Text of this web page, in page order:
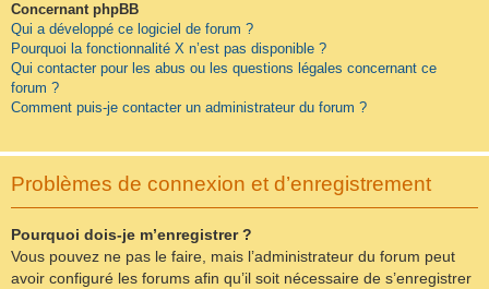
Concernant phpBB
Qui a développé ce logiciel de forum ?
Pourquoi la fonctionnalité X n’est pas disponible ?
Qui contacter pour les abus ou les questions légales concernant ce
forum ?
Comment puis-je contacter un administrateur du forum ?
Problèmes de connexion et d’enregistrement
Pourquoi dois-je m’enregistrer ?
Vous pouvez ne pas le faire, mais l’administrateur du forum peut
avoir configuré les forums afin qu’il soit nécessaire de s’enregistrer